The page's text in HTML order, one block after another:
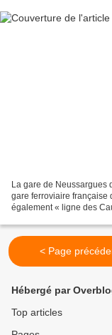
La gare de Neussargues
gare ferroviaire française
également « ligne des
< Page
Hébergé par
Top articles